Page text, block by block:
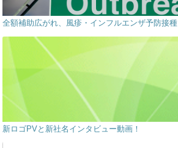
全額補助広がれ、風疹・インフルエンザ予防接種
新ロゴPVと新社名インタビュー動画！